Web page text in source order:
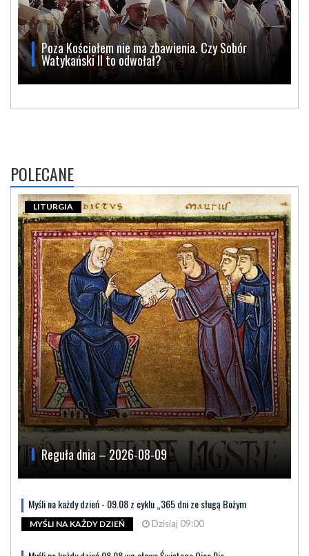
Poza Kościołem nie ma zbawienia. Czy Sobór
Watykański II to odwołał?
POLECANE
Reguła dnia – 2026-08-09
LITURGIA
Myśli na każdy dzień - 09.08 z cyklu „365 dni ze sługą Bożym
MYŚLI NA KAŻDY DZIEŃ Dzisiaj 09:00